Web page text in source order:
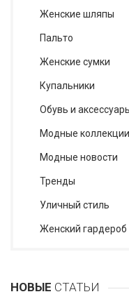
Женские шляпы
Пальто
Женские сумки
Купальники
Обувь и
Модные коллекции
Модные новости
Тренды
Уличный стиль
Женский
НОВЫЕ СТАТЬИ